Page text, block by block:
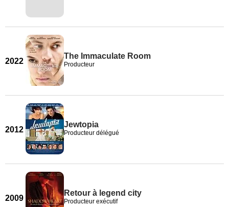
2022
The Immaculate Room
Producteur
2012
Jewtopia
Producteur délégué
2009
Retour à legend city
Producteur exécutif